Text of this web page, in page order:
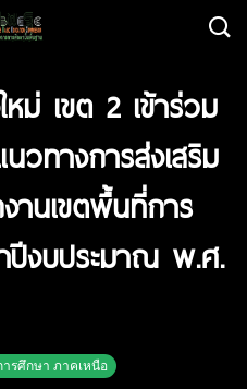
ม่ เขต 2 เข้าร่วม
วทางการส่งเสริม
งานเขตพื้นที่การ
ปีงบประมาณ พ.ศ.
รศึกษา ภาคเหนือ